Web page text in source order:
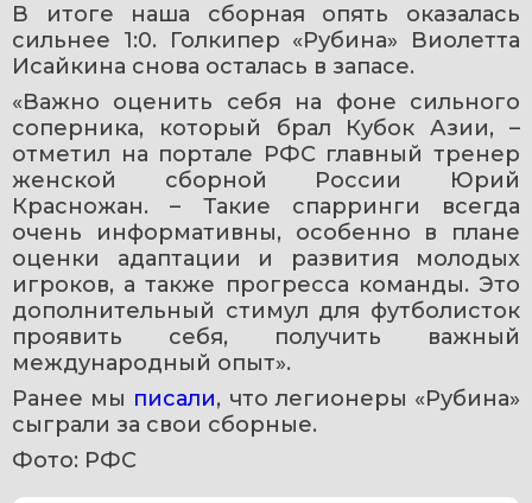
В итоге наша сборная опять оказалась
сильнее 1:0. Голкипер «Рубина» Виолетта
Исайкина снова осталась в запасе.
«Важно оценить себя на фоне сильного
соперника, который брал Кубок Азии, –
отметил на портале РФС главный тренер
женской сборной России Юрий
Красножан. – Такие спарринги всегда
очень информативны, особенно в плане
оценки адаптации и развития молодых
игроков, а также прогресса команды. Это
дополнительный стимул для футболисток
проявить себя, получить важный
международный опыт».
Ранее мы писали, что легионеры «Рубина»
сыграли за свои сборные.
Фото: РФС